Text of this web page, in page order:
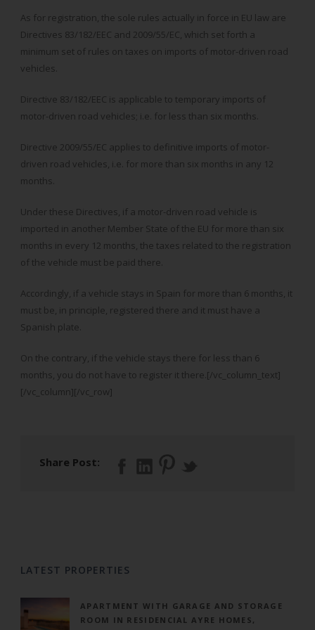
As for registration, the sole rules actually in force in EU law are
Directives 83/182/EEC and 2009/55/EC, which set forth a
minimum set of rules on taxes on imports of motor-driven road
vehicles.
Directive 83/182/EEC is applicable to temporary imports of
motor-driven road vehicles; i.e. for less than six months.
Directive 2009/55/EC applies to definitive imports of motor-
driven road vehicles, i.e. for more than six months in any 12
months.
Under these Directives, if a motor-driven road vehicle is
imported in another Member State of the EU for more than six
months in every 12 months, the taxes related to the registration
of the vehicle must be paid there.
Accordingly, if a vehicle stays in Spain for more than 6 months, it
must be, in principle, registered there and it must have a
Spanish plate.
On the contrary, if the vehicle stays there for less than 6
months, you do not have to register it there.[/vc_column_text]
[/vc_column][/vc_row]
Share Post:
LATEST PROPERTIES
APARTMENT WITH GARAGE AND STORAGE
ROOM IN RESIDENCIAL AYRE HOMES,